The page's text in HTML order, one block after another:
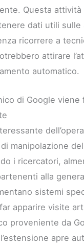
Questa
dati utili sulle
ricorrere a
attirare
automatico.
di Google viene
manipolazione
i ricercatori,
alla
sistemi
apparire visite
proveniente da
apre